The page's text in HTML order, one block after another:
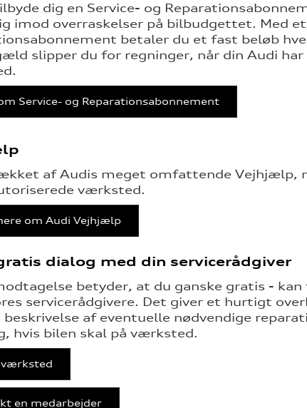
dig en Service- og
imod overraskelser på bilbudgettet. Med et
betaler du et fast beløb
slipper du for regninger, når din Audi
Service- og Reparationsabonnement
af Audis meget omfattende Vejhjælp,
værksted.
om Audi Vejhjælp
dialog med din servicerådgiver
betyder, at du ganske gratis -
servicerådgivere. Det giver et hurtigt
beskrivelse af eventuelle nødvendige
hvis bilen skal på værksted.
en medarbejder